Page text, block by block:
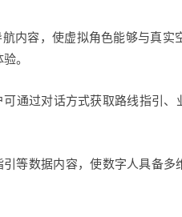
内容，使虚拟角色能够与真实
。
通过对话方式获取路线指引、
等数据内容，使数字人具备多